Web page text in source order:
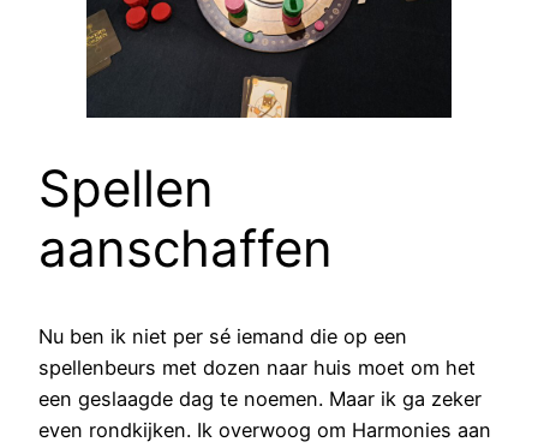
Spellen
aanschaffen
Nu ben ik niet per sé iemand die op een
spellenbeurs met dozen naar huis moet om het
een geslaagde dag te noemen. Maar ik ga zeker
even rondkijken. Ik overwoog om Harmonies aan